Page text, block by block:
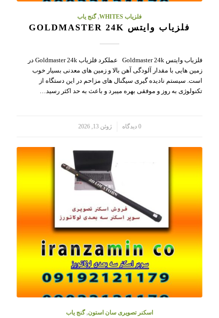
فلزیاب WHITES ,گنج یاب
فلزیاب وایتس GOLDMASTER 24K
فلزیاب وایتس Goldmaster 24k عملکرد فلزیاب Goldmaster 24k در
زمین هایی با مقدار آلودگی آهن بالا و زمین های معدنی بسیار خوب
است. سیستم نادیده گیری سیگنال های مزاحم در این دستگاه از
تکنولوژی به روز و موفقی بهره میبرد و باعث به حد اکثر رسید…
0 دیدگاه ژوئن 13, 2026
اسکنر تصویری سان استون, گنج یاب